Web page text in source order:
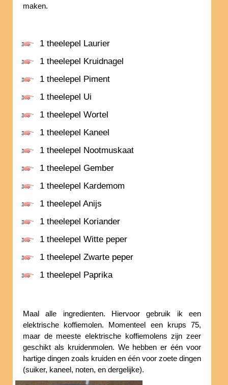
maken.
1 theelepel Laurier
1 theelepel Kruidnagel
1 theelepel Piment
1 theelepel Ui
1 theelepel Wortel
1 theelepel Kaneel
1 theelepel Nootmuskaat
1 theelepel Gember
1 theelepel Kardemom
1 theelepel Anijs
1 theelepel Koriander
1 theelepel Witte peper
1 theelepel Zwarte peper
1 theelepel Paprika
Maal alle ingredienten. Hiervoor gebruik ik een
elektrische koffiemolen. Momenteel een krups 75,
maar de meeste elektrische koffiemolens zijn zeer
geschikt als kruidenmolen. We hebben er één voor
hartige dingen zoals kruiden en één voor zoete dingen
(suiker, kaneel, noten, en dergelijke).